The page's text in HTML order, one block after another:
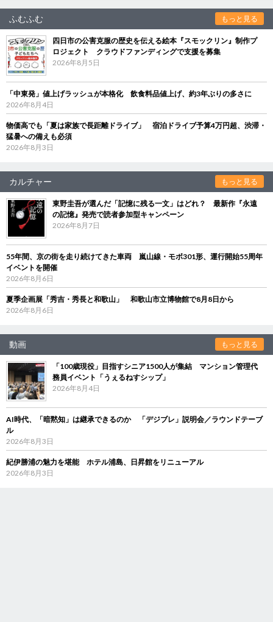
ふむふむ もっと見る
四日市の公害克服の歴史を伝える絵本『スモックリン』制作プ
ロジェクト クラウドファンディングで支援を募集
2026年8月5日
「中東発」値上げラッシュが本格化 飲食料品値上げ、約3年ぶりの多さに
2026年8月4日
物価高でも「夏は家族で長距離ドライブ」 宿泊ドライブ予算4万円超、渋滞・
猛暑への備えも必須
2026年8月3日
カルチャー もっと見る
東野圭吾が選んだ「記憶に残る一文」はどれ？ 最新作『永遠
の記憶』発売で読者参加型キャンペーン
2026年8月7日
55年間、京の街を走り続けてきた車両 嵐山線・モボ301形、運行開始55周年
イベントを開催
2026年8月6日
夏季企画展「秀吉・秀長と和歌山」 和歌山市立博物館で8月8日から
2026年8月6日
動画 もっと見る
「100歳現役」目指すシニア1500人が集結 マンション管理代
務員イベント「うぇるねすシップ」
2026年8月4日
AI時代、「暗黙知」は継承できるのか 「デジブレ」説明会／ラウンドテーブ
ル
2026年8月3日
紀伊勝浦の魅力を堪能 ホテル浦島、日昇館をリニューアル
2026年8月3日